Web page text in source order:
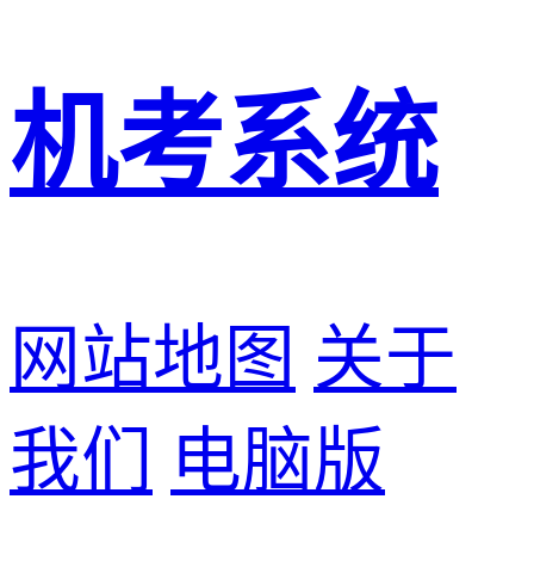
机考系统
网站地图 关于
我们
电脑版